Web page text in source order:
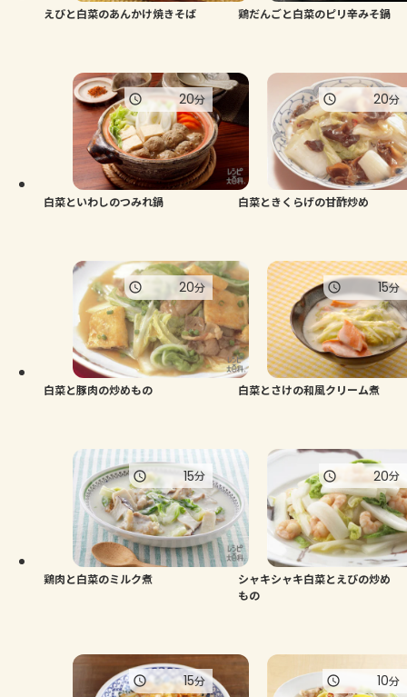
えびと白菜のあんかけ焼きそば 鶏だんごと白菜のピリ辛みそ鍋
白菜といわしのつみれ鍋
20分
白菜ときくらげの甘酢炒め
20分
白菜と豚肉の炒めもの
20分
白菜とさけの和風クリーム煮
15分
鶏肉と白菜のミルク煮
15分
シャキシャキ白菜とえびの炒め
もの
20分
15分 10分